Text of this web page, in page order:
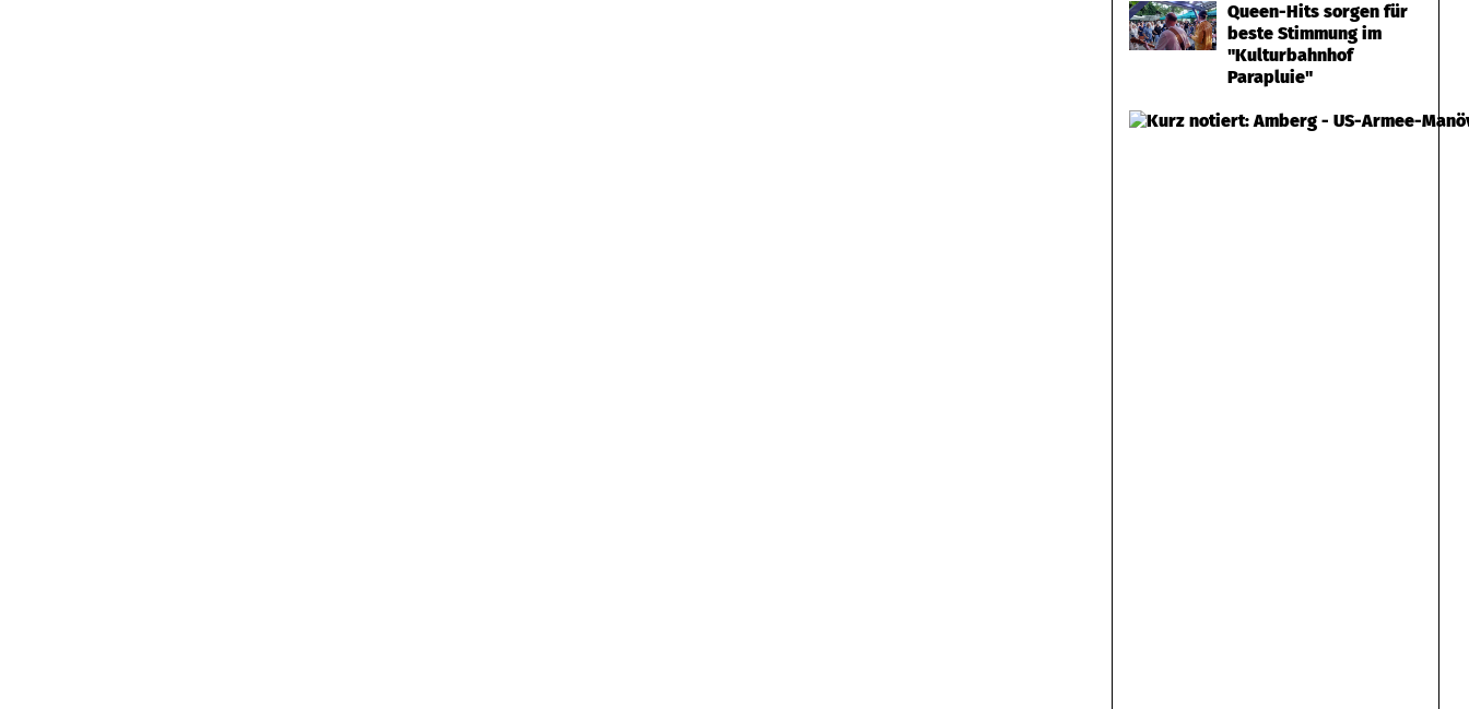
Queen-Hits sorgen für
beste Stimmung im
"Kulturbahnhof
Parapluie"